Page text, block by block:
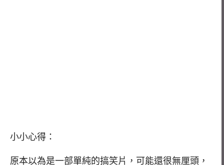
小小心得：
原本以為是一部單純的搞笑片，可能還很無厘頭，